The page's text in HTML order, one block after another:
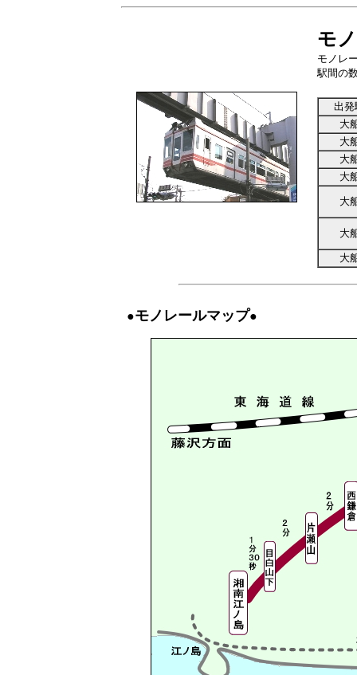
モ
モノレ
駅間の
出発
大
大
大
大
大
大
大
●モノレールマップ●